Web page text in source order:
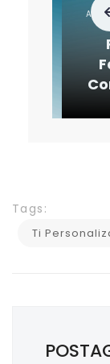
Tags:
Ti